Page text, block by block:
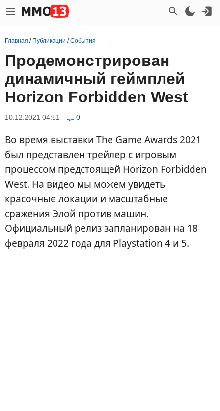
Главная / Публикации /События
Продемонстрирован
динамичный геймплей
Horizon Forbidden West
10.12.2021 04:51 0
Во время выставки The Game Awards 2021
был представлен трейлер с игровым
процессом предстоящей Horizon Forbidden
West. На видео мы можем увидеть
красочные локации и масштабные
сражения Элой против машин.
Официальный релиз запланирован на 18
февраля 2022 года для Playstation 4 и 5.